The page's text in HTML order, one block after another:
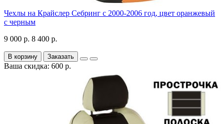
Чехлы на Крайслер Себринг с 2000-2006 год, цвет оранжевый
с черным
9 000 р. 8 400 р.
В корзину Заказать
Ваша скидка: 600 р.